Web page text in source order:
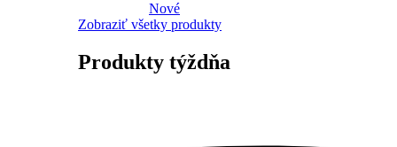
Nové
Zobraziť všetky produkty
Produkty týždňa